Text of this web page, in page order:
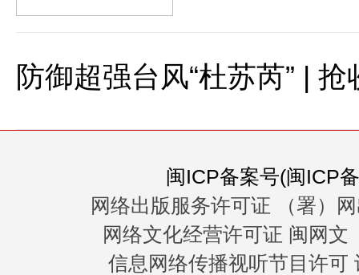
防御超强台风“杜苏芮” | 抢
闽ICP备案号(闽ICP
网络出版服务许可证 （署）
网络文化经营许可证 闽网文
信息网络传播视听节目许可